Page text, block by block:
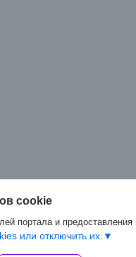
cookie
портала и
или отключить их.